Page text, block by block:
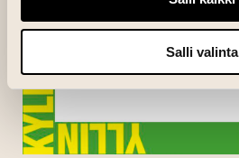
Salli valinta